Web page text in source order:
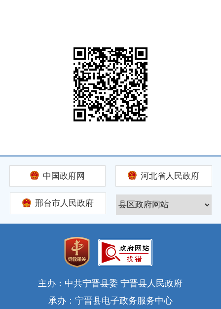
中国政府网 河北省人民政府
邢台市人民政府
主办：中共宁晋县委 宁晋县人民政府
承办：宁晋县电子政务服务中心